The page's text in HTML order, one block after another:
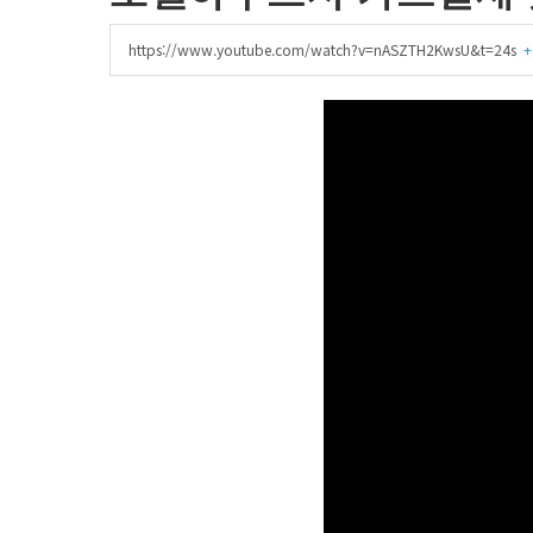
https://www.youtube.com/watch?v=nASZTH2KwsU&t=24s